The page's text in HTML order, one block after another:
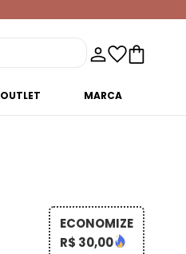
OUTLET MARCA
ECONOMIZE
R$ 30,00